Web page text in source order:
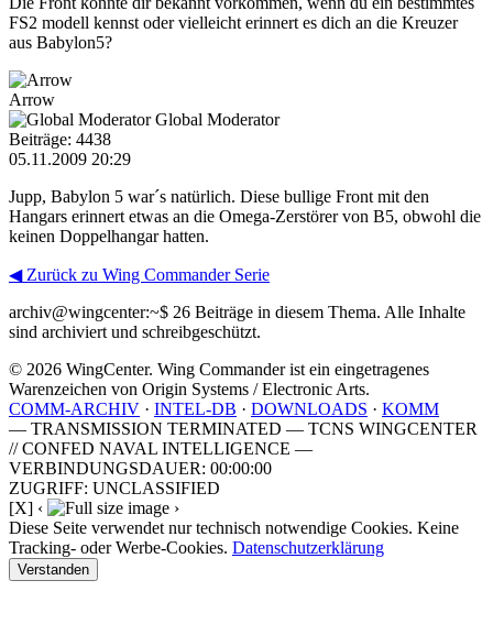
FS2 modell kennst oder vielleicht erinnert es dich an die Kreuzer
aus Babylon5?
Arrow
Global Moderator
Beiträge: 4438
05.11.2009 20:29
Jupp, Babylon 5 war´s natürlich. Diese bullige Front mit den
Hangars erinnert etwas an die Omega-Zerstörer von B5, obwohl die
keinen Doppelhangar hatten.
◀ Zurück zu Wing Commander Serie
archiv@wingcenter:~$ 26 Beiträge in diesem Thema. Alle Inhalte
sind archiviert und schreibgeschützt.
© 2026 WingCenter. Wing Commander ist ein eingetragenes
Warenzeichen von Origin Systems / Electronic Arts.
COMM-ARCHIV · INTEL-DB · DOWNLOADS · KOMM
— TRANSMISSION TERMINATED — TCNS WINGCENTER
// CONFED NAVAL INTELLIGENCE —
VERBINDUNGSDAUER: 00:00:00
ZUGRIFF: UNCLASSIFIED
[X] ‹
›
Diese Seite verwendet nur technisch notwendige Cookies. Keine
Tracking- oder Werbe-Cookies. Datenschutzerklärung
Verstanden